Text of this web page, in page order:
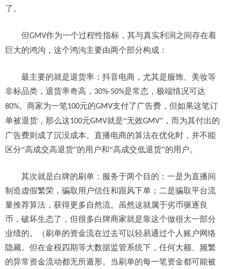
了。
但GMV作为一个过程性指标，其与真实利润之间存在着
巨大的鸿沟，这个鸿沟主要由两个部分构成：
最主要的就是退货率：抖音电商，尤其是服饰、美妆等
非标品类，退货率奇高， 30%-50%是常态，极端情况可达
80%。商家为一笔100元的GMV支付了广告费，但如果这笔订
单被退货，那么这100元GMV就是“无效GMV”，而为其付出的
广告费则成了沉没成本。直播电商的算法在优化时，并不能
区分“高成交高退货”的用户和“高成交低退货”的用户。
其次就是白牌的刷单： 服务于两个目的： 一是为直播间
制造虚假繁荣，骗取用户信任和跟风下单； 二是骗取平台流
量推荐算法，获得更多自然流。
虽然这就属于劣币驱逐良
币，破坏生态了，但很多白牌商家就是靠这个做很大一部分
业绩的。（刷单的资金流在过去可以轻易通过个人账户网络
隐藏。但在金税四期等大数据监管系统下，任何大额、频繁
的异常资金流动都无所遁形。当刷单的每一笔资金都可能被